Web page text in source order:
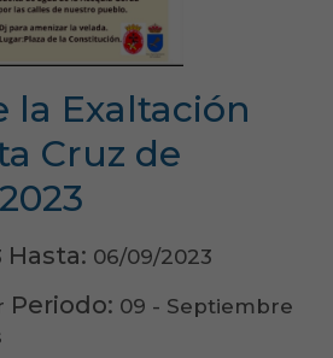
la Exaltación
Cruz de
Hasta: 06/09/2023
Periodo: 09 - Septiembre